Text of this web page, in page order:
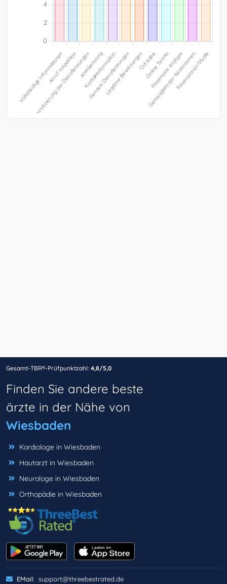
Gesamt-TBR®-Prüfpunktzahl: 4,8/5,0
Finden Sie andere beste
ärzte in der Nähe von
Wiesbaden
Kardiologe in Wiesbaden
Hautarzt in Wiesbaden
Neurologe in Wiesbaden
Orthopädie in Wiesbaden
EMail: support@threebestrated.de